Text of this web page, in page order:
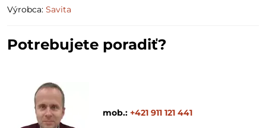
Výrobca: Savita
Potrebujete poradiť?
mob.: +421 911 121 441